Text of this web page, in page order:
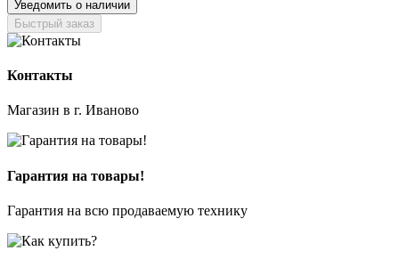
Уведомить о наличии
Быстрый заказ
Контакты
Магазин в г. Иваново
Гарантия на товары!
Гарантия на всю продаваемую технику